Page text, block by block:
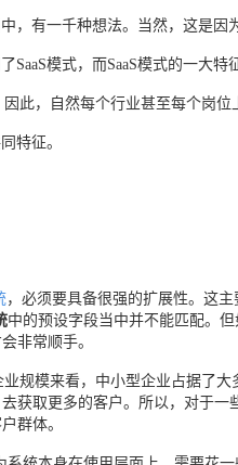
，有一千种想法。当然，这是因
SaaS模式，而SaaS模式的一大
此，自然每个行业甚至每个岗
特征。
，必须要具备很强的扩展性。这
中的预设字段当中并不能匹配。
非常顺手。
规模来看，中小型企业占据了
获取更多的客户。所以，对于
群体。